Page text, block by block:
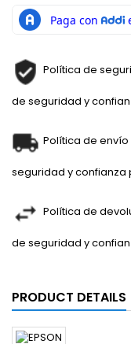
Política de
de seguridad y
Política de
seguridad y confianza
Política de
de seguridad y
PRODUCT DETAILS